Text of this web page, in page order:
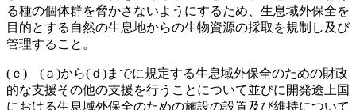
る種の個体群を脅かさないようにするため、生息域外保全を
目的とする自然の生息地からの生物資源の採取を規制し及び
管理すること。
(ｅ) (ａ)から(ｄ)までに規定する生息域外保全のための財政
的な支援その他の支援を行うことについて並びに開発途上国
における生息域外保全のための施設の設置及び維持について